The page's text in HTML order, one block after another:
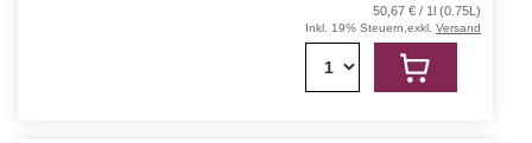
50,67 € / 1l (0.75L)
Inkl. 19% Steuern exkl. Versand
1